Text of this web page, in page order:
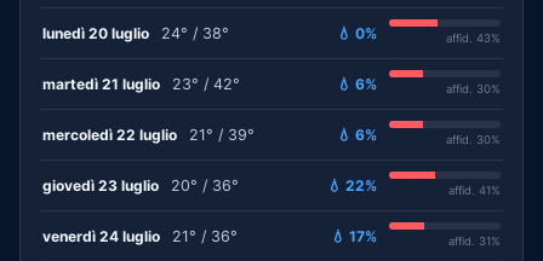
lunedì 20 luglio 24° / 38° 💧 0% affid. 43%
martedì 21 luglio 23° / 42° 💧 6% affid. 30%
mercoledì 22 luglio 21° / 39° 💧 6% affid. 30%
giovedì 23 luglio 20° / 36° 💧 22% affid. 41%
venerdì 24 luglio 21° / 36° 💧 17% affid. 31%